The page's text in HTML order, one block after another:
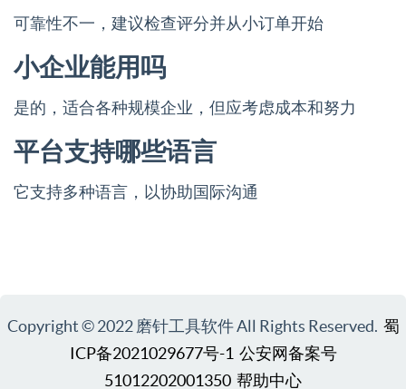
可靠性不一，建议检查评分并从小订单开始
小企业能用吗
是的，适合各种规模企业，但应考虑成本和努力
平台支持哪些语言
它支持多种语言，以协助国际沟通
Copyright © 2022 磨针工具软件 All Rights Reserved. 蜀
ICP备2021029677号-1 公安网备案号
51012202001350 帮助中心